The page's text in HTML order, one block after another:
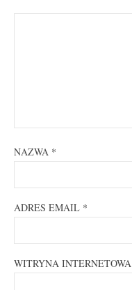
NAZWA *
ADRES EMAIL *
WITRYNA INTERNETOWA